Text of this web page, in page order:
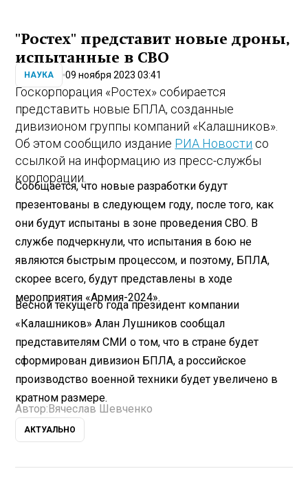
"Ростех" представит новые дроны,
испытанные в СВО
НАУКА 09 ноября 2023 03:41
Госкорпорация «Ростех» собирается
представить новые БПЛА, созданные
дивизионом группы компаний «Калашников».
Об этом сообщило издание РИА Новости со
ссылкой на информацию из пресс-службы
корпорации.
Сообщается, что новые разработки будут
презентованы в следующем году, после того, как
они будут испытаны в зоне проведения СВО. В
службе подчеркнули, что испытания в бою не
являются быстрым процессом, и поэтому, БПЛА,
скорее всего, будут представлены в ходе
мероприятия «Армия-2024».
Весной текущего года президент компании
«Калашников» Алан Лушников сообщал
представителям СМИ о том, что в стране будет
сформирован дивизион БПЛА, а российское
производство военной техники будет увеличено в
кратном размере.
Автор: Вячеслав Шевченко
АКТУАЛЬНО